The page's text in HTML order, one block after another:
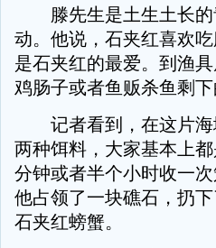
滕先生是土生土长的
动。他说，石夹红喜欢
是石夹红的最爱。到渔
鸡肠子或者鱼贩杀鱼剩
记者看到，在这片海
两种饵料，大家基本上
分钟或者半个小时收一
他占领了一块礁石，扔
石夹红螃蟹。